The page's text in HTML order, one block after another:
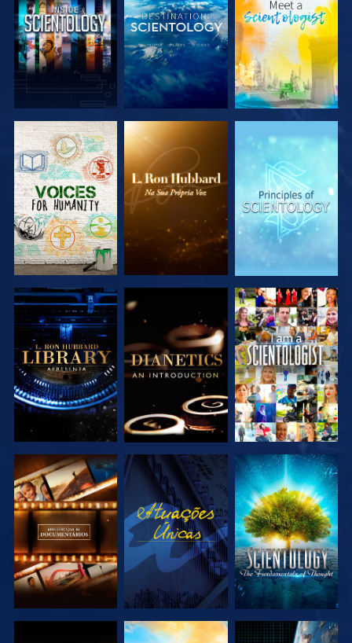
EXPLORAR A
SÉRIE
EXPLORAR A
SÉRIE
EXPLORAR A
SÉRIE
EXPLORAR A
SÉRIE
EXPLORAR A
SÉRIE
VER
EXPLORAR A
SÉRIE
VER
EXPLORAR A
SÉRIE